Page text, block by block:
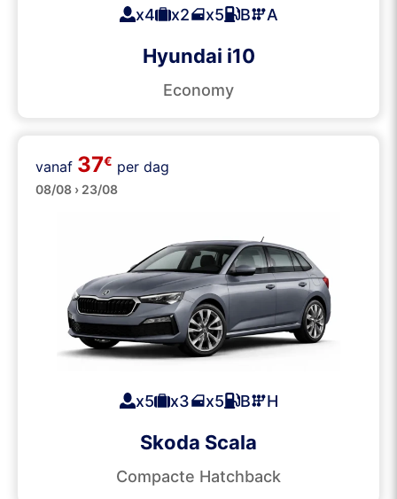
x4 x2 x5 B A
Hyundai i10
Economy
Middenklasse
vanaf 37€ per dag
08/08 › 23/08
x5 x3 x5 B H
Skoda Scala
Compacte Hatchback